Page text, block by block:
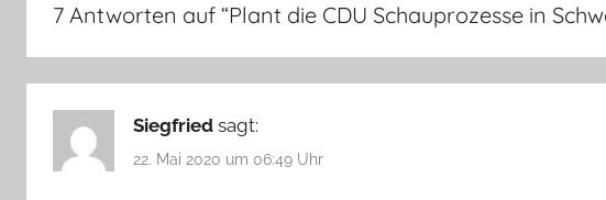
7 Antworten auf “Plant die CDU Schauprozesse in
Siegfried sagt:
22. Mai 2020 um 06:49 Uhr